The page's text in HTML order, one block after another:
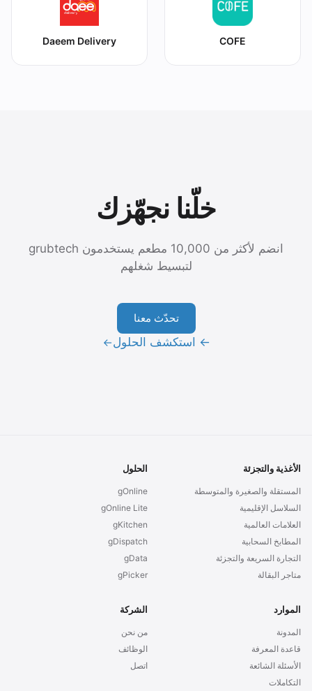
COFE
Daeem Delivery
خلّنا نجهّزك
انضم لأكثر من 10,000 مطعم يستخدمون grubtech
لتبسيط شغلهم
تحدّث معنا
← استكشف الحلول→
الأغذية والتجزئة
المستقلة والصغيرة والمتوسطة
السلاسل الإقليمية
العلامات العالمية
المطابخ السحابية
التجارة السريعة والتجزئة
متاجر البقالة
الحلول
gOnline
gOnline Lite
gKitchen
gDispatch
gData
gPicker
الموارد
المدونة
قاعدة المعرفة
الأسئلة الشائعة
التكاملات
الشركة
من نحن
الوظائف
اتصل